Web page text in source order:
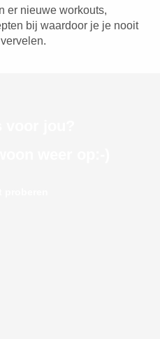
er nieuwe workouts,
bij waardoor je je nooit